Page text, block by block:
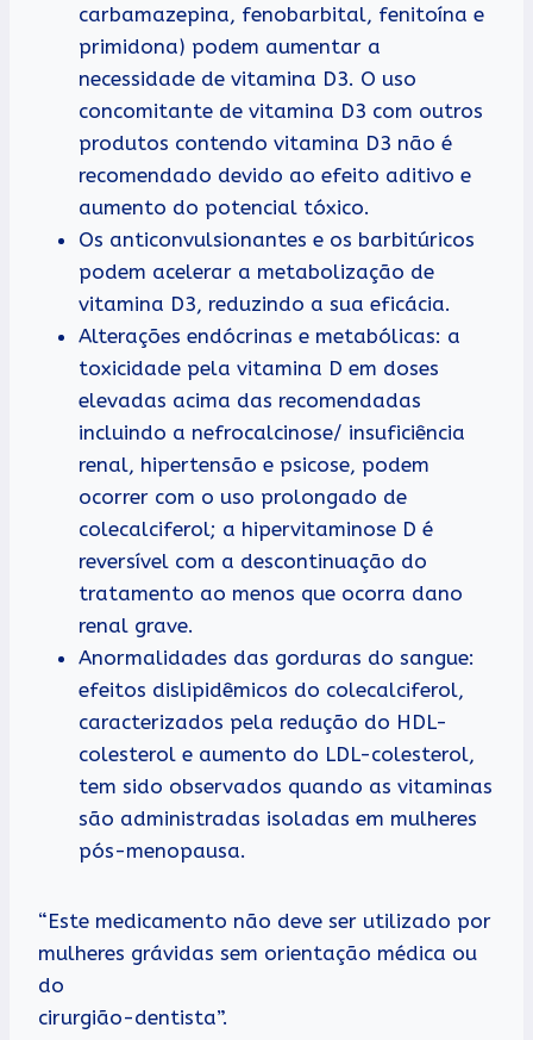
carbamazepina, fenobarbital, fenitoína e
primidona) podem aumentar a
necessidade de vitamina D3. O uso
concomitante de vitamina D3 com outros
produtos contendo vitamina D3 não é
recomendado devido ao efeito aditivo e
aumento do potencial tóxico.
Os anticonvulsionantes e os barbitúricos
podem acelerar a metabolização de
vitamina D3, reduzindo a sua eficácia.
Alterações endócrinas e metabólicas: a
toxicidade pela vitamina D em doses
elevadas acima das recomendadas
incluindo a nefrocalcinose/ insuficiência
renal, hipertensão e psicose, podem
ocorrer com o uso prolongado de
colecalciferol; a hipervitaminose D é
reversível com a descontinuação do
tratamento ao menos que ocorra dano
renal grave.
Anormalidades das gorduras do sangue:
efeitos dislipidêmicos do colecalciferol,
caracterizados pela redução do HDL-
colesterol e aumento do LDL-colesterol,
tem sido observados quando as vitaminas
são administradas isoladas em mulheres
pós-menopausa.
“Este medicamento não deve ser utilizado por
mulheres grávidas sem orientação médica ou
do
cirurgião-dentista”.